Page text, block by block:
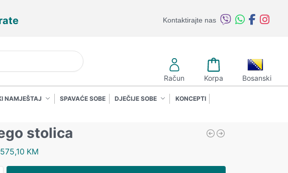
Kontaktirajte nas
Pretraži
Račun Korpa Bosanski
NAMJEŠTAJ SPAVAĆE SOBE DJEČIJE SOBE
KONCEPTI
stolica
575,10 KM